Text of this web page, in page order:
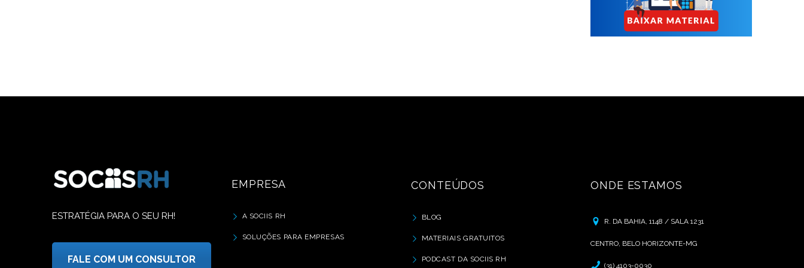
ESTRATÉGIA PARA O SEU RH!
FALE COM UM CONSULTOR
EMPRESA
A SOCIIS RH
SOLUÇÕES PARA EMPRESAS
CONTEÚDOS
BLOG
MATERIAIS GRATUITOS
PODCAST DA SOCIIS RH
ONDE ESTAMOS
R. DA BAHIA, 1148 / SALA 1231
CENTRO, BELO HORIZONTE-MG
(31) 4103-0030